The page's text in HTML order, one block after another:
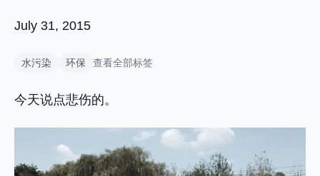
July 31, 2015
水污染 环保 查看全部标签
今天说点悲伤的。